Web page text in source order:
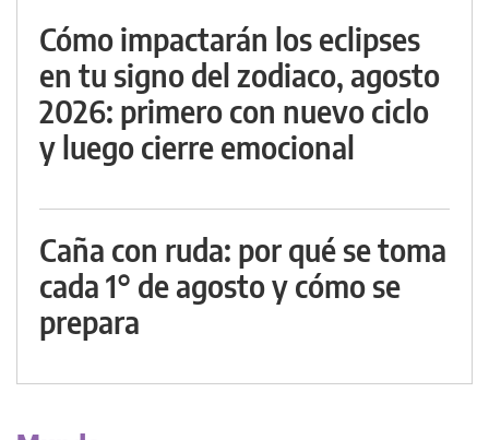
Cómo impactarán los eclipses
en tu signo del zodiaco, agosto
2026: primero con nuevo ciclo
y luego cierre emocional
Caña con ruda: por qué se toma
cada 1° de agosto y cómo se
prepara